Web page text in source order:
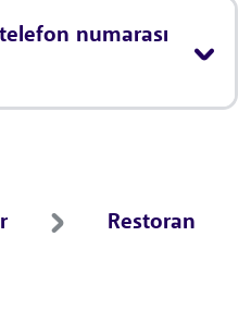
numarası
Restoran